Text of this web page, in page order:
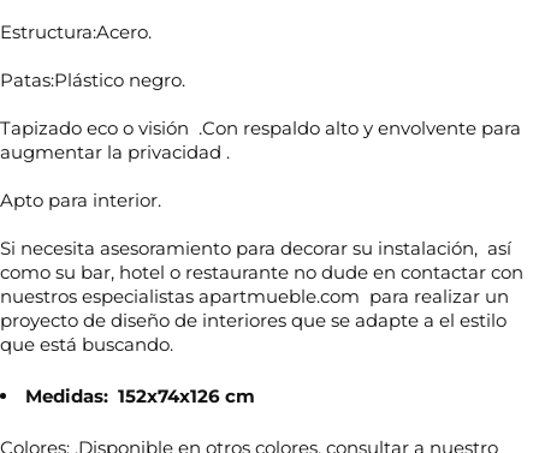
Estructura:Acero.
Patas:Plástico negro.
Tapizado eco o visión .Con respaldo alto y envolvente para
augmentar la privacidad .
Apto para interior.
Si necesita asesoramiento para decorar su instalación, así
como su bar, hotel o restaurante no dude en contactar con
nuestros especialistas apartmueble.com para realizar un
proyecto de diseño de interiores que se adapte a el estilo
que está buscando.
Medidas: 152x74x126 cm
Colores: .Disponible en otros colores, consultar a nuestro
N